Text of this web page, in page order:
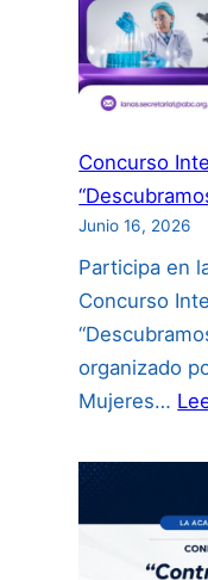
Concurso
Junio 16, 2026
Participa en
Concurso
organizado
Mujeres…